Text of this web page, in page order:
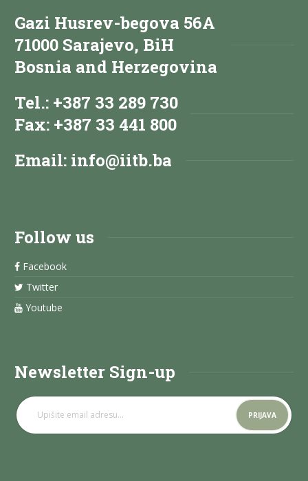
Gazi Husrev-begova 56A
71000 Sarajevo, BiH
Bosnia and Herzegovina
Tel.: +387 33 289 730
Fax: +387 33 441 800
Email: info@iitb.ba
Follow us
Facebook
Twitter
Youtube
Newsletter Sign-up